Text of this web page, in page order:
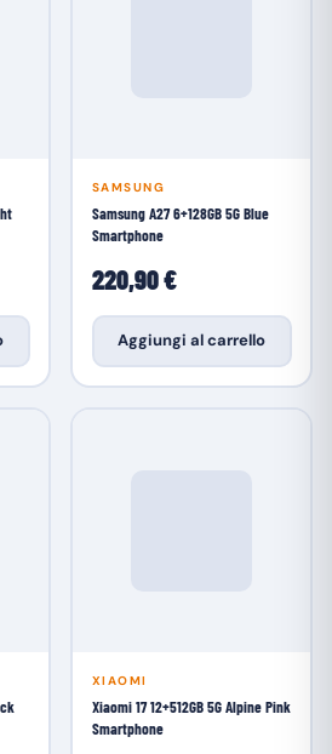
SAMSUNG
Samsung A27 6+128GB 5G Blue
Smartphone
220,90 €
Aggiungi al carrello
XIAOMI
Xiaomi 17 12+512GB 5G Alpine Pink
Smartphone